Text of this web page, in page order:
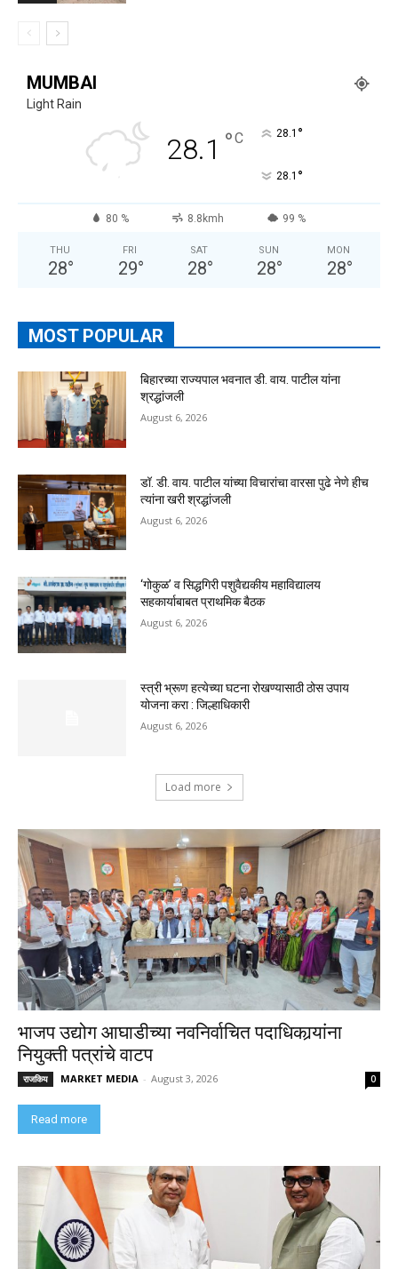
MUMBAI
Light Rain
28.1 °C 28.1 °
28.1 °
80 % 8.8kmh 99 %
THU
28°
FRI
29°
SAT
28°
SUN
28°
MON
28°
MOST POPULAR
बिहारच्या राज्यपाल भवनात डी. वाय. पाटील यांना
श्रद्धांजली
August 6, 2026
डॉ. डी. वाय. पाटील यांच्या विचारांचा वारसा पुढे नेणे हीच
त्यांना खरी श्रद्धांजली
August 6, 2026
‘गोकुळ’ व सिद्धगिरी पशुवैद्यकीय महाविद्यालय
सहकार्याबाबत प्राथमिक बैठक
August 6, 2026
स्त्री भ्रूण हत्येच्या घटना रोखण्यासाठी ठोस उपाय
योजना करा : जिल्हाधिकारी
August 6, 2026
Load more
भाजप उद्योग आघाडीच्या नवनिर्वाचित पदाधिकार्‍यांना
नियुक्ती पत्रांचे वाटप
राजकिय MARKET MEDIA - August 3, 2026 0
Read more